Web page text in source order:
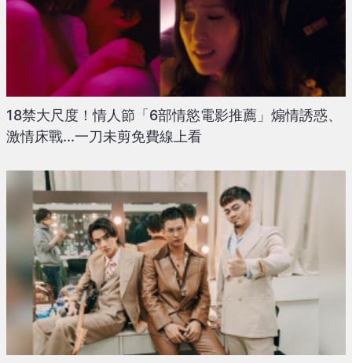
18禁大尺度！情人節「6部情慾電影推薦」煽情誘惑、
激情床戰...一刀未剪免費線上看